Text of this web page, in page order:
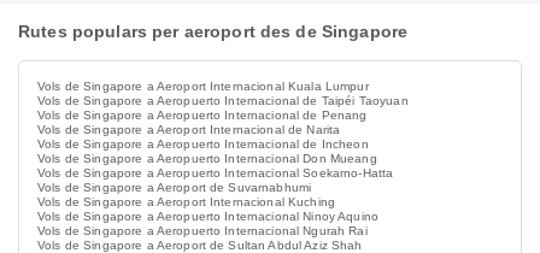
Rutes populars per aeroport des de Singapore
Vols de Singapore a Aeroport Internacional Kuala Lumpur
Vols de Singapore a Aeropuerto Internacional de Taipéi Taoyuan
Vols de Singapore a Aeropuerto Internacional de Penang
Vols de Singapore a Aeroport Internacional de Narita
Vols de Singapore a Aeropuerto Internacional de Incheon
Vols de Singapore a Aeropuerto Internacional Don Mueang
Vols de Singapore a Aeropuerto Internacional Soekarno-Hatta
Vols de Singapore a Aeroport de Suvarnabhumi
Vols de Singapore a Aeroport Internacional Kuching
Vols de Singapore a Aeropuerto Internacional Ninoy Aquino
Vols de Singapore a Aeropuerto Internacional Ngurah Rai
Vols de Singapore a Aeroport de Sultan Abdul Aziz Shah